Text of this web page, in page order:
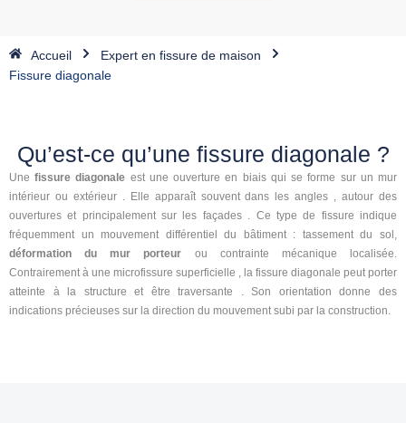
Accueil
Expert en fissure de maison
Fissure diagonale
Qu’est-ce qu’une fissure diagonale ?
Unefissure diagonale est une ouverture en biais qui se forme sur un mur
intérieur ou extérieur
. Elle apparaît souventdans les angles
, autour des
ouvertures et principalement sur les façades
. Ce type de fissure indique
fréquemment un mouvement différentiel du bâtiment : tassement du sol,
déformation du mur porteur ou contrainte mécanique localisée.
Contrairement à une microfissure superficielle , la fissure diagonale peut porter
atteinte à la structure et êtretraversante
. Son orientation donne des
indications précieuses sur la direction du mouvement subi par la construction.